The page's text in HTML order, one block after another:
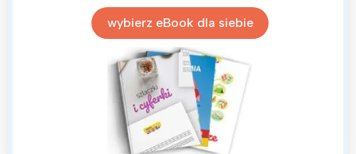
wybierz eBook dla siebie